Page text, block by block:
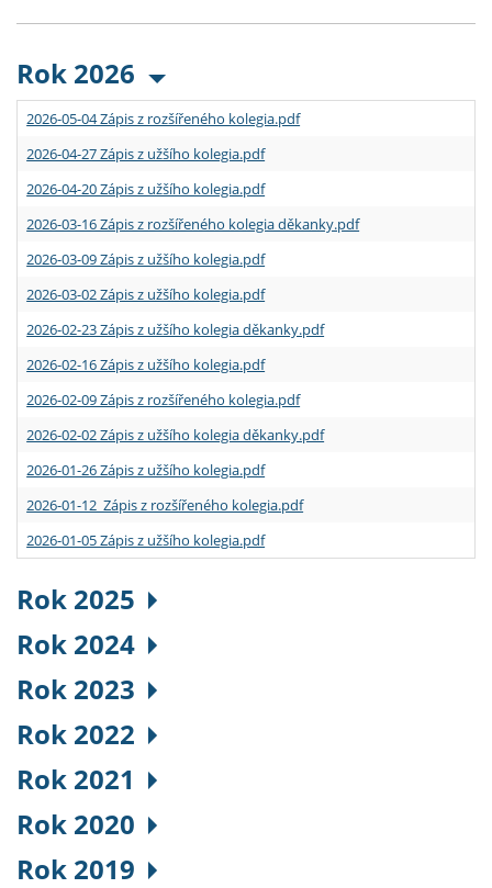
Rok 2026
2026-05-04 Zápis z rozšířeného kolegia.pdf
2026-04-27 Zápis z užšího kolegia.pdf
2026-04-20 Zápis z užšího kolegia.pdf
2026-03-16 Zápis z rozšířeného kolegia děkanky.pdf
2026-03-09 Zápis z užšího kolegia.pdf
2026-03-02 Zápis z užšího kolegia.pdf
2026-02-23 Zápis z užšího kolegia děkanky.pdf
2026-02-16 Zápis z užšího kolegia.pdf
2026-02-09 Zápis z rozšířeného kolegia.pdf
2026-02-02 Zápis z užšího kolegia děkanky.pdf
2026-01-26 Zápis z užšího kolegia.pdf
2026-01-12 Zápis z rozšířeného kolegia.pdf
2026-01-05 Zápis z užšího kolegia.pdf
Rok 2025
Rok 2024
Rok 2023
Rok 2022
Rok 2021
Rok 2020
Rok 2019